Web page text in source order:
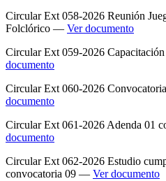
Circular Ext 058-2026 Reunión
Folclórico — Ver documento
Circular Ext 059-2026
documento
Circular Ext 060-2026
documento
Circular Ext 061-2026 Adenda 01
documento
Circular Ext 062-2026 Estudio
convocatoria 09 — Ver documento